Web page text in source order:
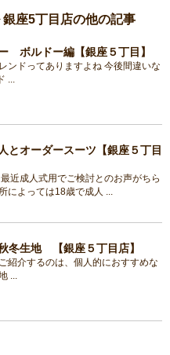
座5丁目店の他の記事
ボルドー編【銀座５丁目】
ンドってありますよね 今後間違いな
...
とオーダースーツ【銀座５丁目
近成人式用でご検討とのお声がちら
によっては18歳で成人 ...
冬生地 【銀座５丁目店】
紹介するのは、個人的におすすめな
...